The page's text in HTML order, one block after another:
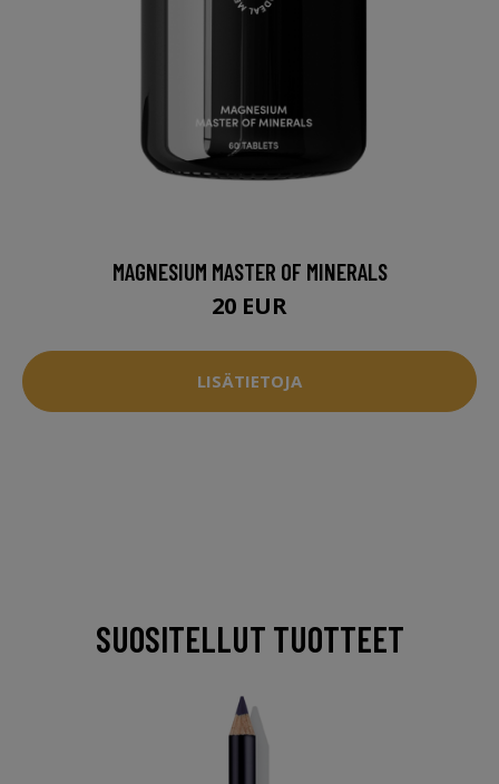
MAGNESIUM MASTER OF MINERALS
20 EUR
LISÄTIETOJA
SUOSITELLUT TUOTTEET